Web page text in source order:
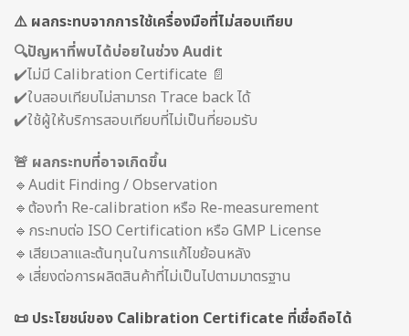
⚠️ ผลกระทบจากการใช้เครื่องมือที่ไม่สอบเทียบ
🔍ปัญหาที่พบได้บ่อยในช่วง Audit
✔️ไม่มี Calibration Certificate 📄
✔️ใบสอบเทียบไม่สามารถ Trace back ได้
✔️ใช้ผู้ให้บริการสอบเทียบที่ไม่เป็นที่ยอมรับ
🚨 ผลกระทบที่อาจเกิดขึ้น
🔹Audit Finding / Observation
🔹ต้องทำ Re-calibration หรือ Re-measurement
🔹กระทบต่อ ISO Certification หรือ GMP License
🔹เสียเวลาและต้นทุนในการแก้ไขย้อนหลัง
🔹เสี่ยงต่อการผลิตสินค้าที่ไม่เป็นไปตามมาตรฐาน
📜 ประโยชน์ของ Calibration Certificate ที่เชื่อถือได้